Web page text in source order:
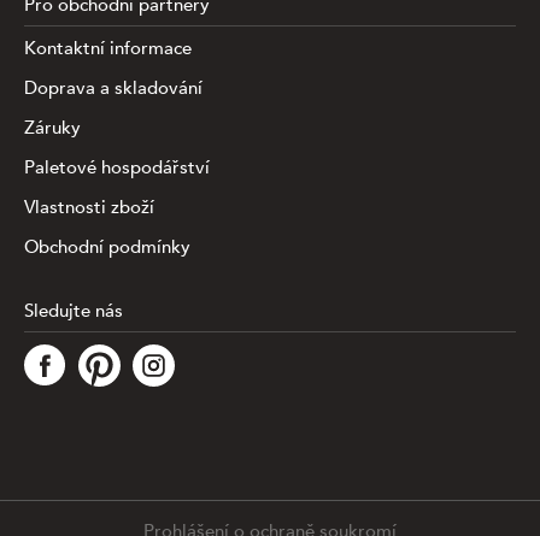
Tato stránka využívá soubory cookies ke shromažďování a
analýze informací o výkonu a používání webu, zajištění
fungování funkcí ze sociálních médií a ke zlepšení a
Pro obchodní partnery
Kontaktní informace
Doprava a skladování
Záruky
Paletové hospodářství
Vlastnosti zboží
Obchodní podmínky
Sledujte nás
Prohlášení o ochraně soukromí